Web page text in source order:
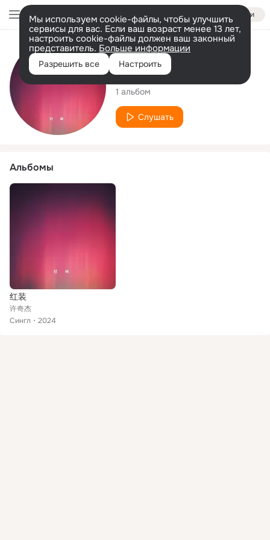
Войти
Мы используем cookie-файлы, чтобы улучшить
сервисы для вас. Если ваш возраст менее 13 лет,
настроить cookie-файлы должен ваш законный
представитель. Больше информации
Разрешить все Настроить
Исполнитель
许奇杰
1 альбом
Слушать
Альбомы
红装
许奇杰
Сингл
2024